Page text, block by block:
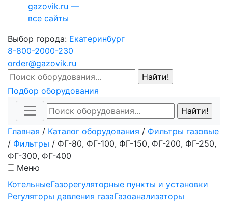
gazovik.ru —
все сайты
Выбор города: Екатеринбург
8-800-2000-230
order@gazovik.ru
Подбор оборудования
Главная / Каталог оборудования / Фильтры газовые
/ Фильтры / ФГ-80, ФГ-100, ФГ-150, ФГ-200, ФГ-250,
ФГ-300, ФГ-400
Меню
КотельныеГазорегуляторные пункты и установки
Регуляторы давления газаГазоанализаторы